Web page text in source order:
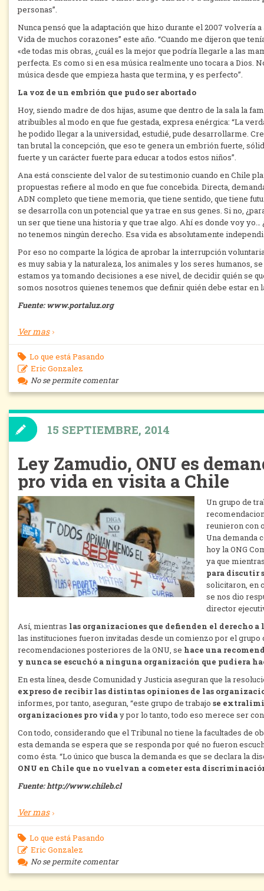
personas”.
Nunca pensó que la adaptación que hizo durante el 2007 volvería
Vida de muchos corazones” este año. “Cuando me dijeron que
«de todas mis obras, ¿cuál es la mejor que podría llegarle a las
perfecta. Es como si en esa música realmente uno tocara a Dios.
música desde que empieza hasta que termina, y es perfecto”.
La voz de un embrión que pudo ser abortado
Hoy, siendo madre de dos hijas, asume que dentro de la sala la
atribuibles al modo en que fue gestada, expresa enérgica: “La
he podido llegar a la universidad, estudié, pude desarrollarme.
tan brutal la concepción, que eso te genera un embrión fuerte,
fuerte y un carácter fuerte para educar a todos estos niños”.
Ana está consciente del valor de su testimonio cuando en Chile
propuestas refiere al modo en que fue concebida. Directa,
ADN completo que tiene memoria, que tiene sentido, que tiene
se desarrolla con un potencial que ya trae en sus genes. Si no,
un ser que tiene una historia y que trae algo. Ahí es donde voy
no tenemos ningún derecho. Esa vida es absolutamente
Por eso no comparte la lógica de aprobar la interrupción
es muy sabia y la naturaleza, los animales y los seres humanos,
estamos ya tomando decisiones a ese nivel, de decidir quién se
somos nosotros quienes tenemos que definir quién debe estar en
Fuente: www.portaluz.org
Ver mas
Lo que está Pasando
Eric Gonzalez
No se permite comentar
Ley Zamudio, ONU es
pro vida en visita a Chile
Un grupo de
reunieron con
Una demanda
hoy la ONG
ya que
para discutir
solicitaron, en
se nos dio
director
Así, mientras las organizaciones que defienden el derecho
las instituciones fueron invitadas desde un comienzo por el
recomendaciones posteriores de la ONU, se hace una
y nunca se escuchó a ninguna organización que pudiera
En esta línea, desde Comunidad y Justicia aseguran que la
expreso de recibir las distintas opiniones de las
informes, por tanto, aseguran, “este grupo de trabajo se
organizaciones pro viday por lo tanto, todo eso merece ser
Con todo, considerando que el Tribunal no tiene la facultades de
esta demanda se espera que se responda por qué no fueron
como ésta. “Lo único que busca la demanda es que se declara la
ONU en Chile que no vuelvan a cometer esta
Fuente: http://www.chileb.cl
Ver mas
15 SEPTIEMBRE, 2014
Lo que está Pasando
Eric Gonzalez
No se permite comentar